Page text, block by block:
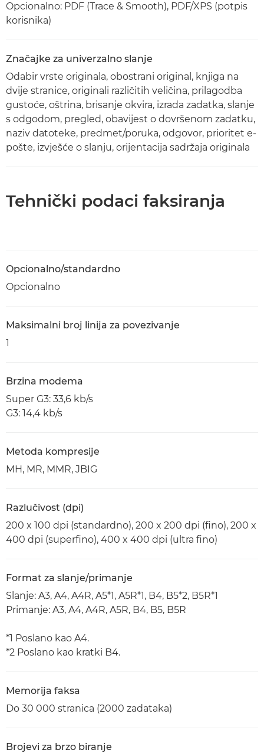
Opcionalno: PDF (Trace & Smooth), PDF/XPS (potpis
korisnika)
Značajke za univerzalno slanje
Odabir vrste originala, obostrani original, knjiga na
dvije stranice, originali različitih veličina, prilagodba
gustoće, oštrina, brisanje okvira, izrada zadatka, slanje
s odgodom, pregled, obavijest o dovršenom zadatku,
naziv datoteke, predmet/poruka, odgovor, prioritet e-
pošte, izvješće o slanju, orijentacija sadržaja originala
Tehnički podaci faksiranja
Opcionalno/standardno
Opcionalno
Maksimalni broj linija za povezivanje
1
Brzina modema
Super G3: 33,6 kb/s
G3: 14,4 kb/s
Metoda kompresije
MH, MR, MMR, JBIG
Razlučivost (dpi)
200 x 100 dpi (standardno), 200 x 200 dpi (fino), 200 x
400 dpi (superfino), 400 x 400 dpi (ultra fino)
Format za slanje/primanje
Slanje: A3, A4, A4R, A5*1, A5R*1, B4, B5*2, B5R*1
Primanje: A3, A4, A4R, A5R, B4, B5, B5R
*1 Poslano kao A4.
*2 Poslano kao kratki B4.
Memorija faksa
Do 30 000 stranica (2000 zadataka)
Brojevi za brzo biranje